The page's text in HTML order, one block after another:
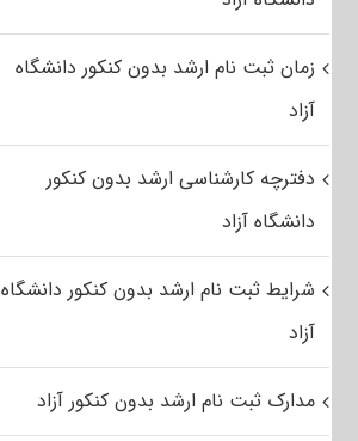
زمان ثبت نام ارشد بدون کنکور دانشگاه
آزاد
دفترچه کارشناسی ارشد بدون کنکور
دانشگاه آزاد
شرایط ثبت نام ارشد بدون کنکور دانشگاه
آزاد
مدارک ثبت نام ارشد بدون کنکور آزاد